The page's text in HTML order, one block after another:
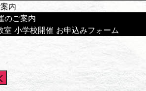
内
のご案内
室 小学校開催 お申込みフォーム